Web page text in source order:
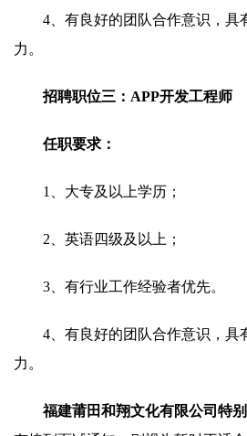
4、有良好的团队合作意识，具
力。
招聘职位三：APP开发工程师
任职要求：
1、大专及以上学历；
2、英语四级及以上；
3、有行业工作经验者优先。
4、有良好的团队合作意识，具
力。
福建莆田和翔文化有限公司特别